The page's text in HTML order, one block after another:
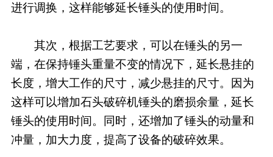
进行调换，这样能够延长锤头的使用时间。
其次，根据工艺要求，可以在锤头的另一
端，在保持锤头重量不变的情况下，延长悬挂的
长度，增大工作的尺寸，减少悬挂的尺寸。因为
这样可以增加石头破碎机锤头的磨损余量，延长
锤头的使用时间。同时，还增加了锤头的动量和
冲量，加大力度，提高了设备的破碎效果。